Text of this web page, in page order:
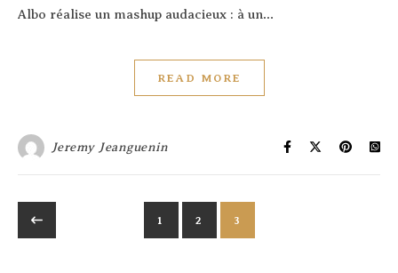
Albo réa­lise un mashup auda­cieux : à un…
READ MORE
Jeremy Jeanguenin
1 2 3